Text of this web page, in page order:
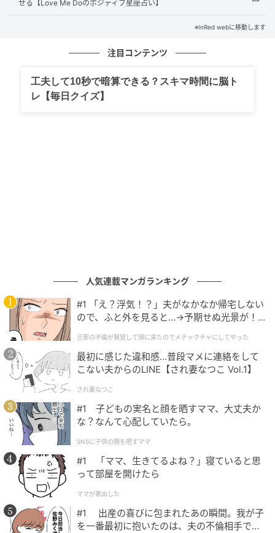
せる【Love Me Doのポジティブ星座占い】
※InRed webに移動します
注目コンテンツ
工夫して10秒で暗算できる？スキマ時間に脳ト
レ【毎日クイズ】
人気連載マンガランキング
#1 「え？浮気！？」夫がなかなか帰宅しない
ので、ふと外を見ると…→予期せぬ光景が！
クチャにしてやった
旦那の不倫が発覚して頭に来たのでメチャクチャにしてやった
最初に感じた違和感…普段マメに連絡をして
こない夫からのLINE【され妻なつこ Vol.1】
され妻なつこ
#1 子どもの実名と顔を晒すママ、大丈夫か
な？なんて心配していたら。
SNSに子供の顔を晒すママ
#1 「ママ、生きてるよね？」寝ていると思
って部屋を開けたら
ママが家出した
#1 出産の喜びに包まれたあの瞬間。我が子
を一番最初に抱いたのは、夫の不倫相手でし